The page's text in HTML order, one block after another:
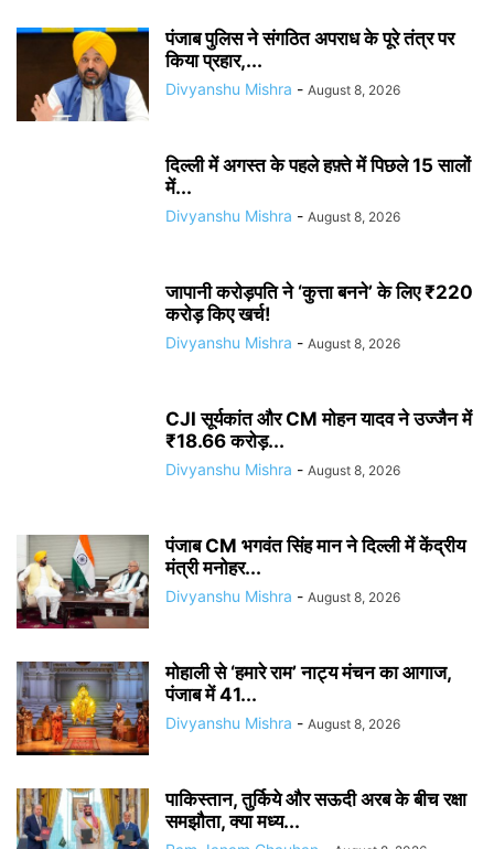
पंजाब पुलिस ने संगठित अपराध के पूरे तंत्र पर
किया प्रहार,...
Divyanshu Mishra - August 8, 2026
दिल्ली में अगस्त के पहले हफ़्ते में पिछले 15 सालों
में...
Divyanshu Mishra - August 8, 2026
जापानी करोड़पति ने ‘कुत्ता बनने’ के लिए ₹220
करोड़ किए खर्च!
Divyanshu Mishra - August 8, 2026
CJI सूर्यकांत और CM मोहन यादव ने उज्जैन में
₹18.66 करोड़...
Divyanshu Mishra - August 8, 2026
पंजाब CM भगवंत सिंह मान ने दिल्ली में केंद्रीय
मंत्री मनोहर...
Divyanshu Mishra - August 8, 2026
मोहाली से ‘हमारे राम’ नाट्य मंचन का आगाज,
पंजाब में 41...
Divyanshu Mishra - August 8, 2026
पाकिस्तान, तुर्किये और सऊदी अरब के बीच रक्षा
समझौता, क्या मध्य...